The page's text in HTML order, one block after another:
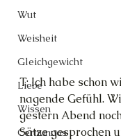
Wut
Weisheit
Gleichgewicht
Liebe
Wissen
Cernunnos
T: Ich habe schon
nagende Gefühl.
gestern Abend
Sätze gesprochen